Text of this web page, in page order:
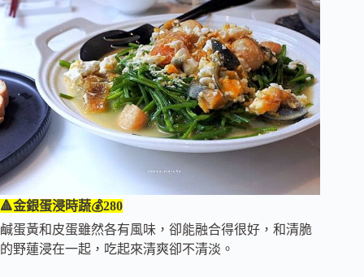
🔺金銀蛋浸時蔬💰280
鹹蛋黃和皮蛋雖然各有風味，卻能融合得很好，和清脆
的野蓮浸在一起，吃起來清爽卻不清淡。